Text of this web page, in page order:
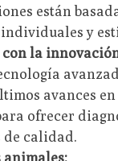
están
y
con la
avances
ofrecer
calidad.